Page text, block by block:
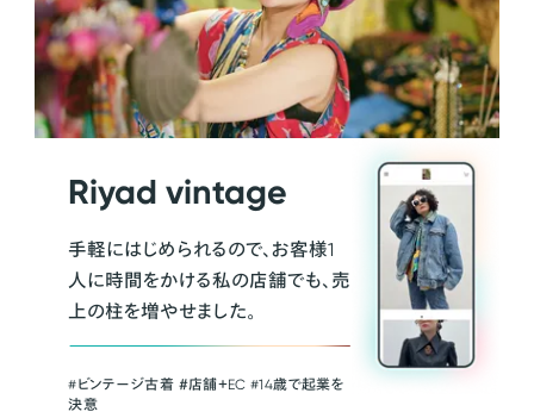
Riyad vintage
手軽にはじめられるので、お客様1
人に時間をかける私の店舗でも、売
上の柱を増やせました。
#ビンテージ古着 ＃店舗＋EC #14歳で起業を
決意